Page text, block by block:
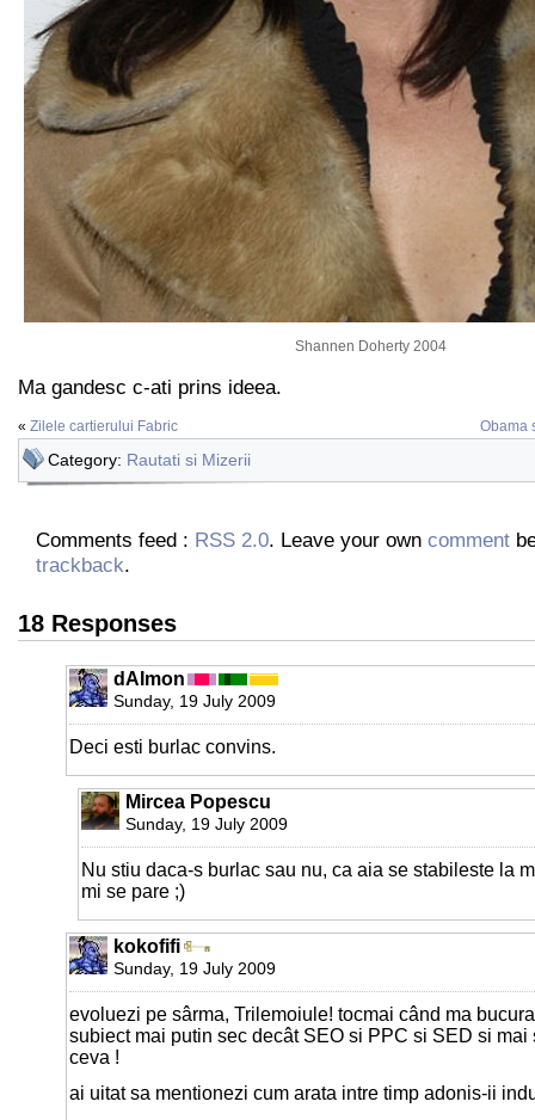
Shannen Doherty 2004
Ma gandesc c-ati prins ideea.
« Zilele cartierului Fabric Obama
Category: Rautati si Mizerii
Comments feed : RSS 2.0. Leave your own comment
trackback.
18 Responses
dAImon
Sunday, 19 July 2009
Deci esti burlac convins.
Mircea Popescu
Sunday, 19 July 2009
Nu stiu daca-s burlac sau nu, ca aia se stabileste la
mi se pare ;)
kokofifi
Sunday, 19 July 2009
evoluezi pe sârma, Trilemoiule! tocmai când ma
subiect mai putin sec decât SEO si PPC si SED si mai
ceva !
ai uitat sa mentionezi cum arata intre timp adonis-ii